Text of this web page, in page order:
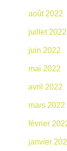
août 2022
juillet 2022
juin 2022
mai 2022
avril 2022
mars 2022
février
janvier